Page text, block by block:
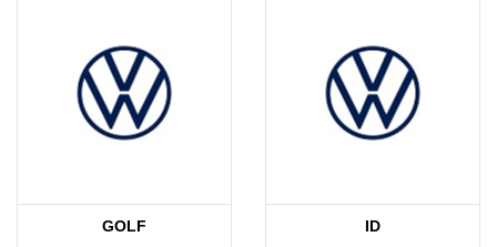
GOLF ID